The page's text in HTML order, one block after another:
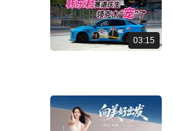
03:15